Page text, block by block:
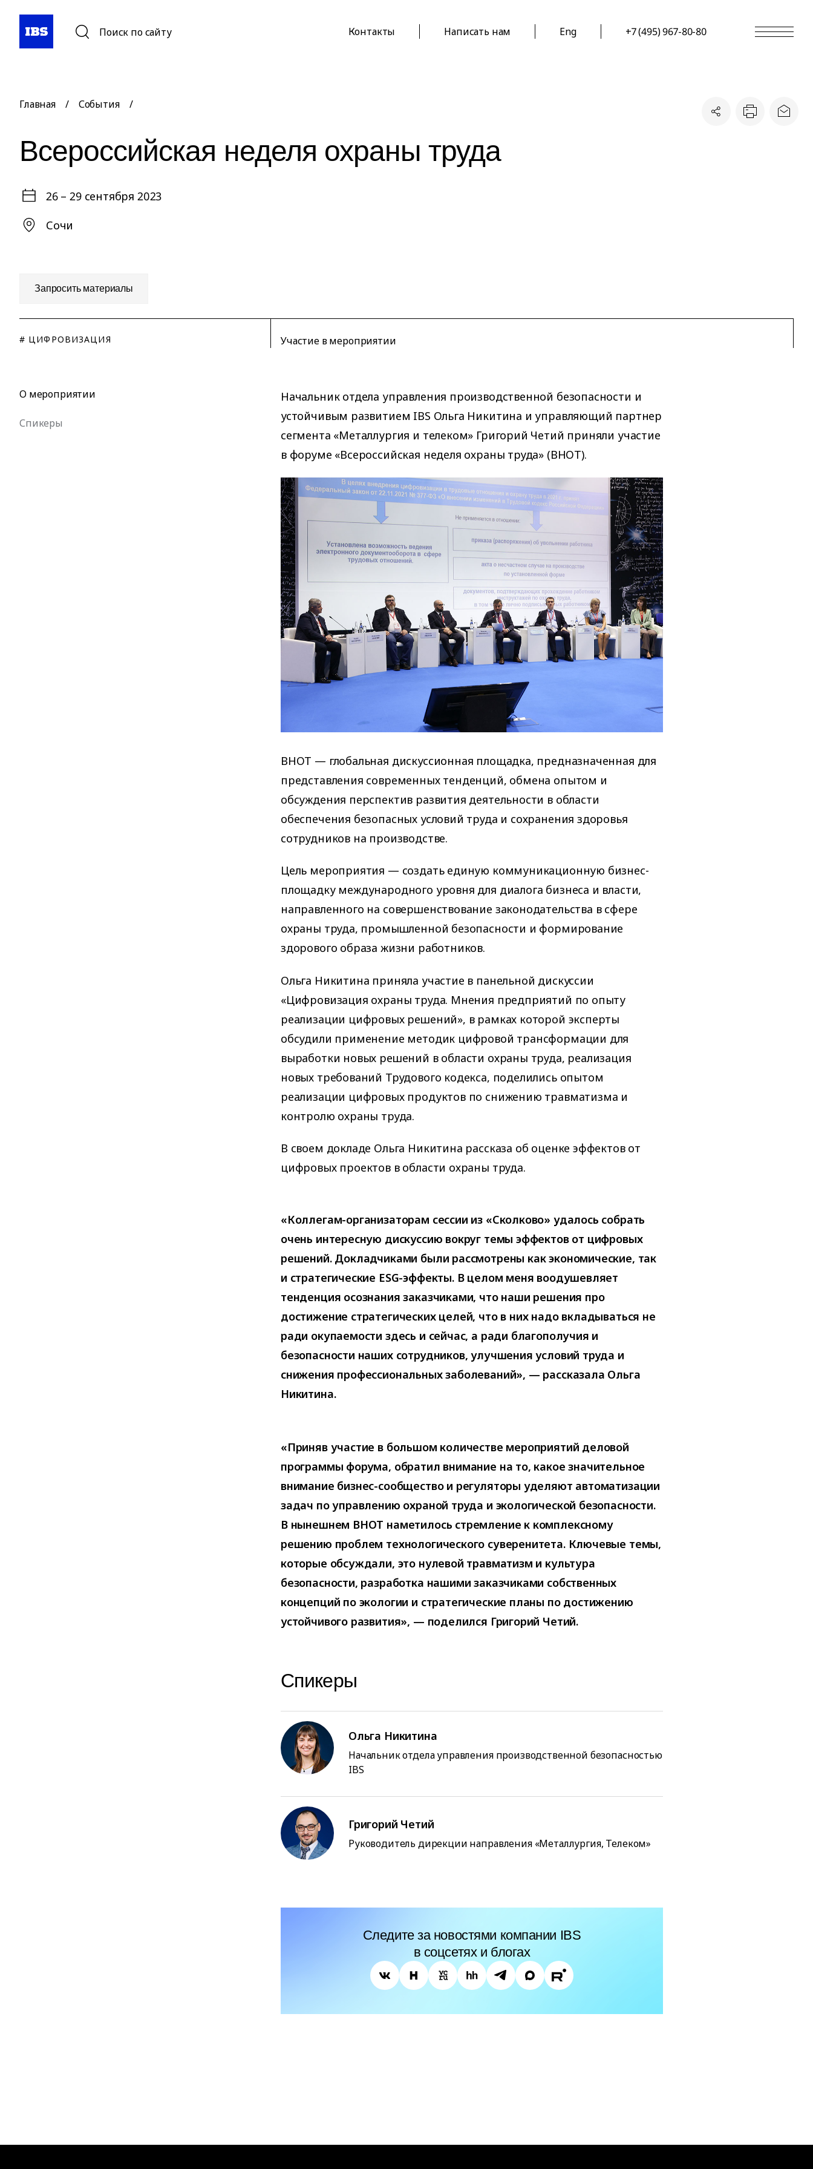
Поиск по сайту Контакты Написать нам Eng +7 (495) 967-80-80
Главная / События /
Всероссийская неделя охраны труда
26 – 29 сентября 2023
Сочи
Запросить материалы
# ЦИФРОВИЗАЦИЯ Участие в мероприятии
О мероприятии
Спикеры
Начальник отдела управления производственной безопасности и
устойчивым развитием IBS Ольга Никитина и управляющий партнер
сегмента «Металлургия и телеком» Григорий Четий приняли участие
в форуме «Всероссийская неделя охраны труда» (ВНОТ).
ВНОТ — глобальная дискуссионная площадка, предназначенная для
представления современных тенденций, обмена опытом и
обсуждения перспектив развития деятельности в области
обеспечения безопасных условий труда и сохранения здоровья
сотрудников на производстве.
Цель мероприятия — создать единую коммуникационную бизнес-
площадку международного уровня для диалога бизнеса и власти,
направленного на совершенствование законодательства в сфере
охраны труда, промышленной безопасности и формирование
здорового образа жизни работников.
Ольга Никитина приняла участие в панельной дискуссии
«Цифровизация охраны труда. Мнения предприятий по опыту
реализации цифровых решений», в рамках которой эксперты
обсудили применение методик цифровой трансформации для
выработки новых решений в области охраны труда, реализация
новых требований Трудового кодекса, поделились опытом
реализации цифровых продуктов по снижению травматизма и
контролю охраны труда.
В своем докладе Ольга Никитина рассказа об оценке эффектов от
цифровых проектов в области охраны труда.
«Коллегам-организаторам сессии из «Сколково» удалось собрать
очень интересную дискуссию вокруг темы эффектов от цифровых
решений. Докладчиками были рассмотрены как экономические, так
и стратегические ESG-эффекты. В целом меня воодушевляет
тенденция осознания заказчиками, что наши решения про
достижение стратегических целей, что в них надо вкладываться не
ради окупаемости здесь и сейчас, а ради благополучия и
безопасности наших сотрудников, улучшения условий труда и
снижения профессиональных заболеваний», — рассказала Ольга
Никитина.
«Приняв участие в большом количестве мероприятий деловой
программы форума, обратил внимание на то, какое значительное
внимание бизнес-сообщество и регуляторы уделяют автоматизации
задач по управлению охраной труда и экологической безопасности.
В нынешнем ВНОТ наметилось стремление к комплексному
решению проблем технологического суверенитета. Ключевые темы,
которые обсуждали, это нулевой травматизм и культура
безопасности, разработка нашими заказчиками собственных
концепций по экологии и стратегические планы по достижению
устойчивого развития», — поделился Григорий Четий.
Спикеры
Ольга Никитина
Начальник отдела управления производственной безопасностью
IBS
Григорий Четий
Руководитель дирекции направления «Металлургия, Телеком»
Следите за новостями компании IBS
в соцсетях и блогах